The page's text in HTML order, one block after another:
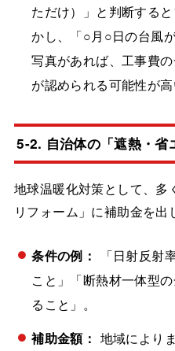
ただけ）」と判断する
かし、「○月○日の台風
写真があれば、工事費
が認められる可能性が高
5-2. 自治体の「遮熱・省
地球温暖化対策として、
リフォーム」に補助金を出
条件の例：
「日射反射
こと」「断熱材一体型
ること」。
補助金額： 地域により